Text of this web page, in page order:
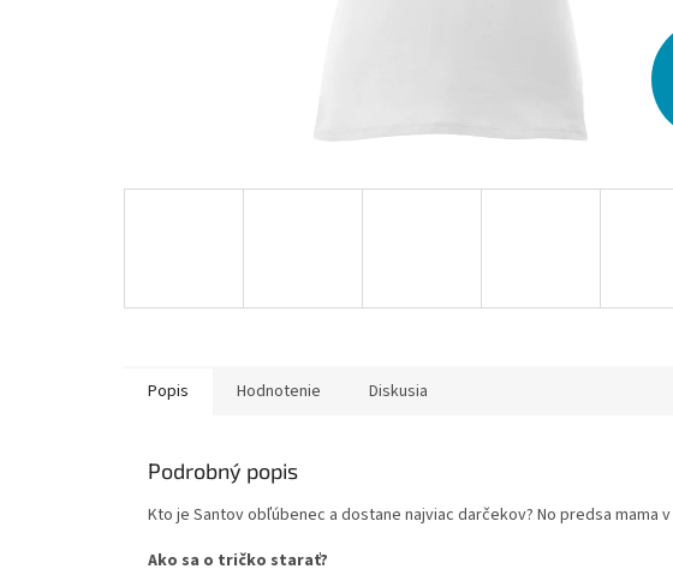
Popis Hodnotenie Diskusia
Podrobný popis
Kto je Santov obľúbenec a dostane najviac darčekov? No predsa mama
Ako sa o tričko starať?